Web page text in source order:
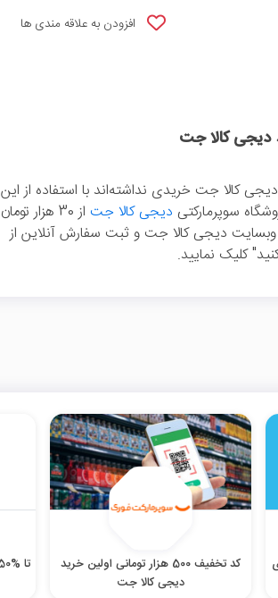
افزودن به علاقه مندی ها
کالا جت خریدی نداشته‌اند با استفاده از این
دیجی کالا جت
از 30 هزار تومان
وبسایت دیجی کالا جت و ثبت سفارش آنلاین از
کلیک نمایید.
کد تخفیف 500 هزار تومانی اولین خرید
دیجی کالا جت